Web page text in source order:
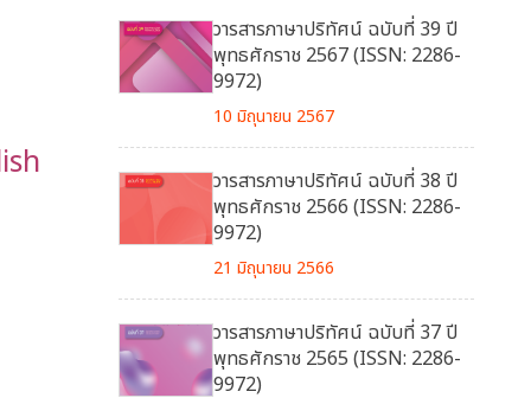
วารสารภาษาปริทัศน์ ฉบับที่ 39 ปี
พุทธศักราช 2567 (ISSN: 2286-
9972)
10 มิถุนายน 2567
วารสารภาษาปริทัศน์ ฉบับที่ 38 ปี
พุทธศักราช 2566 (ISSN: 2286-
9972)
21 มิถุนายน 2566
วารสารภาษาปริทัศน์ ฉบับที่ 37 ปี
พุทธศักราช 2565 (ISSN: 2286-
9972)